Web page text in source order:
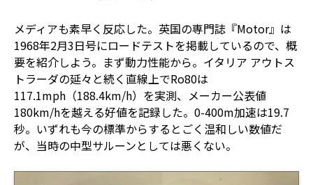
メディアも素早く反応した。英国の専門誌『Motor』は
1968年2月3日号にロードテストを掲載しているので、概
要を紹介しよう。まず動力性能から。イタリア アウトス
トラーダの延々と続く直線上でRo80は
117.1mph（188.4km/h）を実測、メーカー公表値
180km/hを越える好値を記録した。0-400m加速は19.7
秒。いずれも今の標準からするとごく温和しい数値だ
が、当時の中型サルーンとしては悪くない。